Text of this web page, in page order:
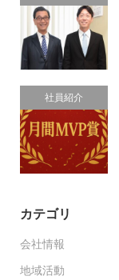
社員紹介
カテゴリ
会社情報
地域活動